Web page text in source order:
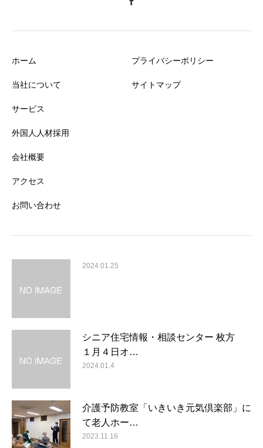
ホーム
当社について
サービス
外国人人材採用
会社概要
アクセス
お問い合わせ
プライバシーポリシー
サイトマップ
2024.01.25
シニア住宅情報・相談センター 枚方
１月４日オ…
2024.01.4
介護予防教室「いきいき元気倶楽部」に
て老人ホー…
2023.11.16